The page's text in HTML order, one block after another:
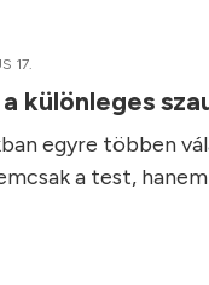
17.
különleges
egyre többen
a test,